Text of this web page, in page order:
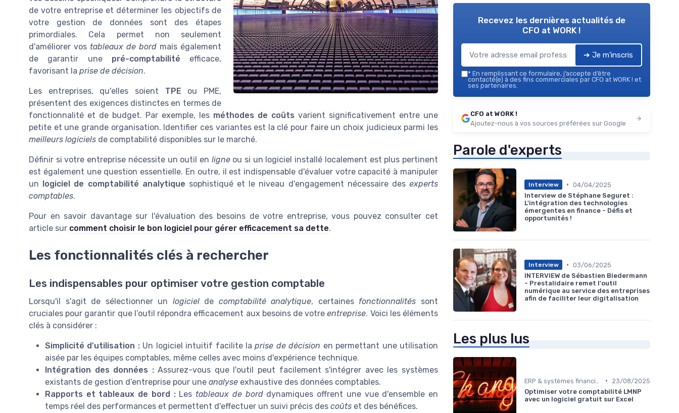
de votre entreprise et déterminer les objectifs de
votre gestion de données sont des étapes
primordiales. Cela permet non seulement
d'améliorer vos tableaux de bord mais également
de garantir une pré-comptabilité efficace,
favorisant la prise de décision.
Les entreprises, qu'elles soient TPE ou PME,
présentent des exigences distinctes en termes de
fonctionnalité et de budget. Par exemple, les méthodes de coûts varient significativement entre une
petite et une grande organisation. Identifier ces variantes est la clé pour faire un choix judicieux parmi les
meilleurs logiciels de comptabilité disponibles sur le marché.
Définir si votre entreprise nécessite un outil en ligneou si un logiciel installé localement est plus pertinent
est également une question essentielle. En outre, il est indispensable d'évaluer votre capacité à manipuler
un logiciel de comptabilité analytique sophistiqué et le niveau d'engagement nécessaire desexperts
comptables.
Pour en savoir davantage sur l'évaluation des besoins de votre entreprise, vous pouvez consulter cet
article sur comment choisir le bon logiciel pour gérer efficacement sa dette.
Les fonctionnalités clés à rechercher
Les indispensables pour optimiser votre gestion comptable
Lorsqu'il s'agit de sélectionner un logicielde comptabilité analytique, certaines fonctionnalités sont
cruciales pour garantir que l’outil répondra efficacement aux besoins de votreentreprise. Voici les éléments
clés à considérer :
Simplicité d'utilisation :Un logiciel intuitif facilite laprise de décision en permettant une utilisation
aisée par les équipes comptables, même celles avec moins d'expérience technique.
Intégration des données :Assurez-vous que l'outil peut facilement s'intégrer avec les systèmes
existants de gestion d’entreprise pour une analyse exhaustive des données comptables.
Rapports et tableaux de bord :Les tableaux de borddynamiques offrent une vue d'ensemble en
temps réel des performances et permettent d'effectuer un suivi précis des coûts et des bénéfices.
Recevez les dernières actualités de
CFO at WORK !
➔ Je m'inscris
* En remplissant ce formulaire, j’accepte d’être
contacté(e) à des fins commerciales par CFO at WORK ! et
ses partenaires.
CFO at WORK !
Ajoutez-nous à vos sources préférées sur Google
Parole d'experts
Interview • 04/04/2025
Interview de Stéphane Seguret :
L'intégration des technologies
émergentes en finance - Défis et
opportunités !
Interview • 03/06/2025
INTERVIEW de Sébastien Biedermann
- Prestalidaire remet l'outil
numérique au service des entreprises
afin de faciliter leur digitalisation
Les plus lus
•
23/08/2025
Optimiser votre comptabilité LMNP
avec un logiciel gratuit sur Excel